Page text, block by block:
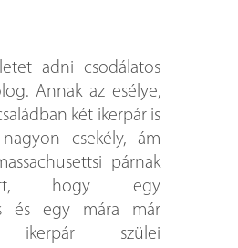
adni csodálatos
Annak az esélye,
két ikerpár is
nagyon csekély, ám
párnak
hogy egy
és egy mára már
ikerpár szülei